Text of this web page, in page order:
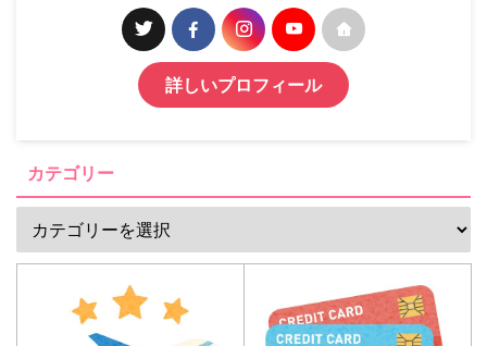
詳しいプロフィール
カテゴリー